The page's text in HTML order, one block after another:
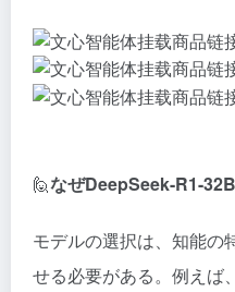
🙋なぜDeepSeek-R1-
モデルの選択は、知能の
せる必要がある。例えば